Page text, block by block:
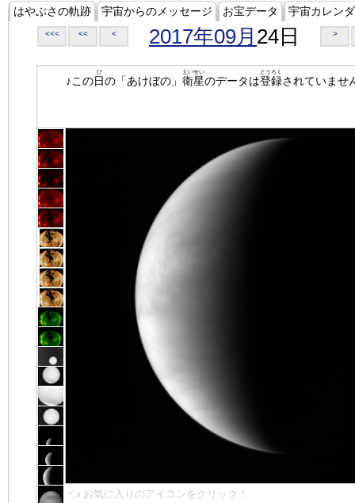
はやぶさの軌跡 宇宙からのメッセージ お宝データ 宇宙カレン
<<< << < 2017年09月 24日 >
♪この日
ひ
の「あけぼの」 衛星
えいせい
のデータは登録
とうろく
されていませ
👈 お気に入りのアイコンをクリック！